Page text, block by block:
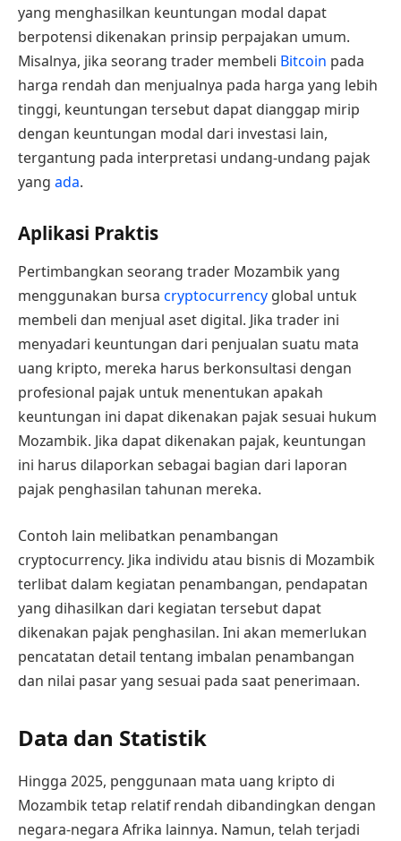
yang menghasilkan keuntungan modal dapat
berpotensi dikenakan prinsip perpajakan umum.
Misalnya, jika seorang trader membeli Bitcoin pada
harga rendah dan menjualnya pada harga yang lebih
tinggi, keuntungan tersebut dapat dianggap mirip
dengan keuntungan modal dari investasi lain,
tergantung pada interpretasi undang-undang pajak
yang ada.
Aplikasi Praktis
Pertimbangkan seorang trader Mozambik yang
menggunakan bursa cryptocurrency global untuk
membeli dan menjual aset digital. Jika trader ini
menyadari keuntungan dari penjualan suatu mata
uang kripto, mereka harus berkonsultasi dengan
profesional pajak untuk menentukan apakah
keuntungan ini dapat dikenakan pajak sesuai hukum
Mozambik. Jika dapat dikenakan pajak, keuntungan
ini harus dilaporkan sebagai bagian dari laporan
pajak penghasilan tahunan mereka.
Contoh lain melibatkan penambangan
cryptocurrency. Jika individu atau bisnis di Mozambik
terlibat dalam kegiatan penambangan, pendapatan
yang dihasilkan dari kegiatan tersebut dapat
dikenakan pajak penghasilan. Ini akan memerlukan
pencatatan detail tentang imbalan penambangan
dan nilai pasar yang sesuai pada saat penerimaan.
Data dan Statistik
Hingga 2025, penggunaan mata uang kripto di
Mozambik tetap relatif rendah dibandingkan dengan
negara-negara Afrika lainnya. Namun, telah terjadi